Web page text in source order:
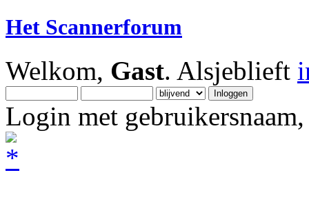
Het Scannerforum
Welkom, Gast. Alsjeblieft
Login met